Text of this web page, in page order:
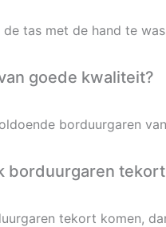
tas met de hand te
goede kwaliteit?
borduurgaren
borduurgaren
tekort komen,